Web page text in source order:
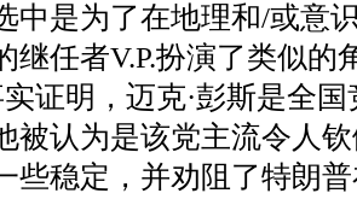
中是为了在地理和/或意
继任者V.P.扮演了类似的
实证明，迈克·彭斯是全国
被认为是该党主流令人
些稳定，并劝阻了特朗